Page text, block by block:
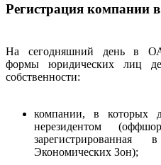
Регистрация компании
На сегодняшний день в
формы юридических лиц
собственности:
компании, в которых
нерезидентом
Экономических Зон);